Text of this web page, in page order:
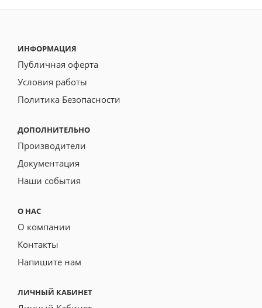
ИНФОРМАЦИЯ
Публичная оферта
Условия работы
Политика Безопасности
ДОПОЛНИТЕЛЬНО
Производители
Документация
Наши события
О НАС
О компании
Контакты
Напишите нам
ЛИЧНЫЙ КАБИНЕТ